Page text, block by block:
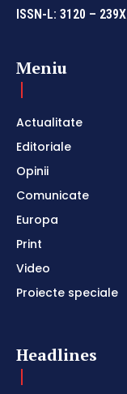
ISSN-L: 3120 – 239X
Meniu
Actualitate
Editoriale
Opinii
Comunicate
Europa
Print
Video
Proiecte speciale
Headlines